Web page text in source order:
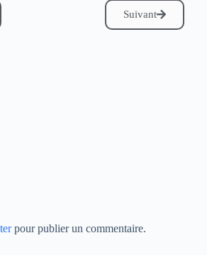
Suivant
pour publier un commentaire.